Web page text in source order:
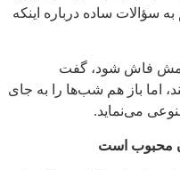
سؤالات ساده درباره اینکه
فاش شود، گفت
اما باز هم شب‌ها را به جای
می‌نماید.
محبوب است